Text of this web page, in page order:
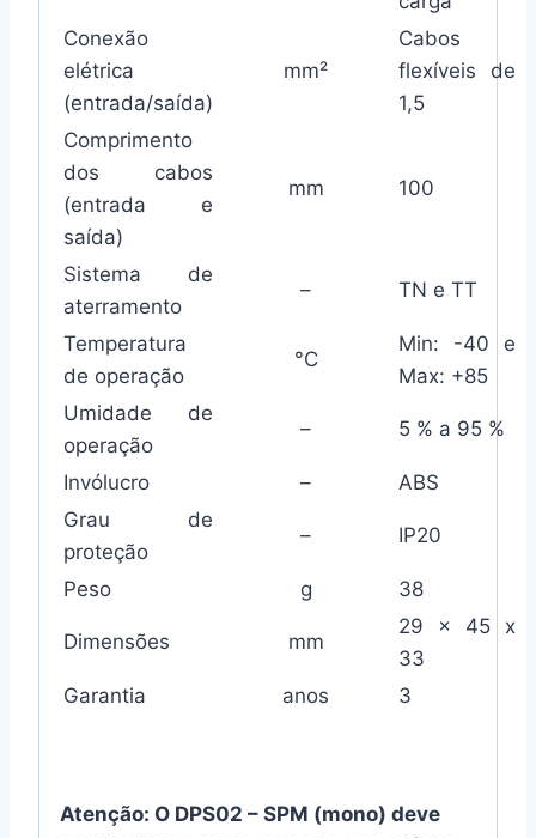
Conexão
elétrica
(entrada/saída)
mm²
Cabos
flexíveis de
1,5
Comprimento
dos cabos
(entrada e
saída)
mm 100
Sistema de
aterramento
– TN e TT
Temperatura
de operação
°C
Min: -40 e
Max: +85
Umidade de
operação
– 5 % a 95 %
Invólucro –
ABS
Grau de
proteção
– IP20
Peso g 38
Dimensões mm
29 x 45 x
33
Garantia
anos 3
Atenção: O DPS02 – SPM (mono) deve